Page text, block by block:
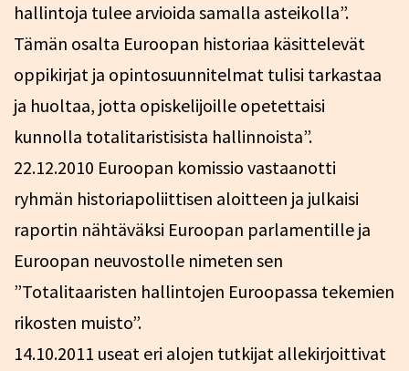
hallintoja tulee arvioida samalla asteikolla”.
Tämän osalta Euroopan historiaa käsittelevät
oppikirjat ja opintosuunnitelmat tulisi tarkastaa
ja huoltaa, jotta opiskelijoille opetettaisi
kunnolla totalitaristisista hallinnoista”.
22.12.2010 Euroopan komissio vastaanotti
ryhmän historiapoliittisen aloitteen ja julkaisi
raportin nähtäväksi Euroopan parlamentille ja
Euroopan neuvostolle nimeten sen
”Totalitaaristen hallintojen Euroopassa tekemien
rikosten muisto”.
14.10.2011 useat eri alojen tutkijat allekirjoittivat